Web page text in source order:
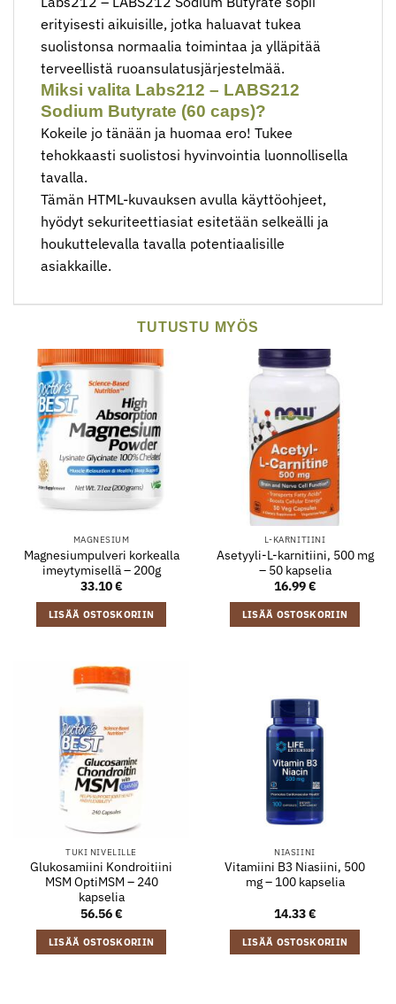
erityisesti aikuisille, jotka haluavat tukea
suolistonsa normaalia toimintaa ja ylläpitää
terveellistä ruoansulatusjärjestelmää.
Miksi valita Labs212 – LABS212
Sodium Butyrate (60 caps)?
Kokeile jo tänään ja huomaa ero! Tukee
tehokkaasti suolistosi hyvinvointia luonnollisella
tavalla.
Tämän HTML-kuvauksen avulla käyttöohjeet,
hyödyt sekuriteettiasiat esitetään selkeälli ja
houkuttelevalla tavalla potentiaalisille
asiakkaille.
TUTUSTU MYÖS
MAGNESIUM
Magnesiumpulveri korkealla
imeytymisellä – 200g
33.10€
LISÄÄ OSTOSKORIIN
L-KARNITIINI
Asetyyli-L-karnitiini, 500 mg
– 50 kapselia
16.99€
LISÄÄ OSTOSKORIIN
TUKI NIVELILLE
Glukosamiini Kondroitiini
MSM OptiMSM – 240
kapselia
56.56€
LISÄÄ OSTOSKORIIN
NIASIINI
Vitamiini B3 Niasiini, 500
mg – 100 kapselia
14.33€
LISÄÄ OSTOSKORIIN